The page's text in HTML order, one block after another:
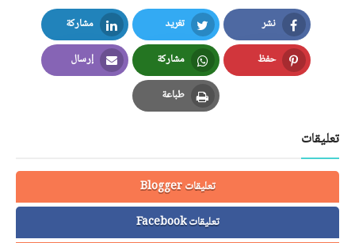
نشر
Facebook
تغريد
Twitter
مشاركة
LinkedIn
حفظ
Pinterest
مشاركة
Whatsapp
إرسال
Email
طباعة
Print
تعليقات
تعليقات Blogger
تعليقات Facebook